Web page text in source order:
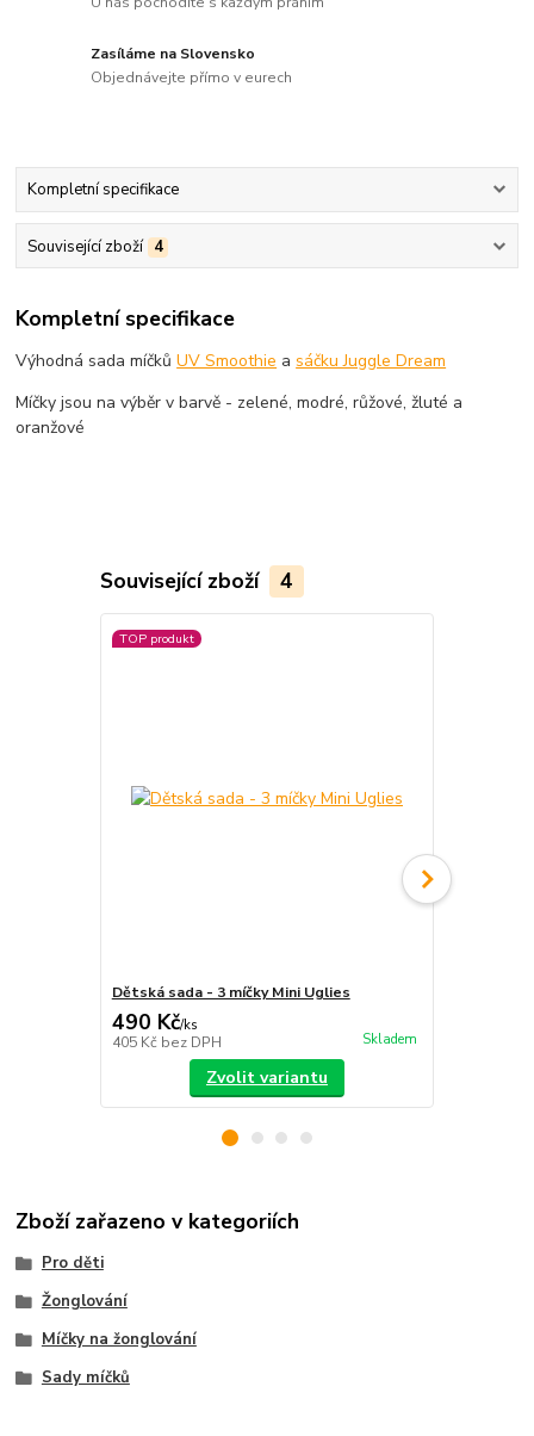
Zasíláme na Slovensko
Objednávejte přímo v eurech
Kompletní specifikace
Související zboží 4
Kompletní specifikace
Výhodná sada míčkůUV Smoothie asáčku Juggle Dream
Míčky jsou na výběr v barvě - zelené, modré, růžové, žluté a
oranžové
Související zboží 4
TOP produkt
Dětská sada - 3 míčky Mini Uglies
490 Kč/ks
405 Kč bez DPH Skladem
Zvolit variantu
Zboží zařazeno v kategoriích
Pro děti
Žonglování
Míčky na žonglování
Sady míčků